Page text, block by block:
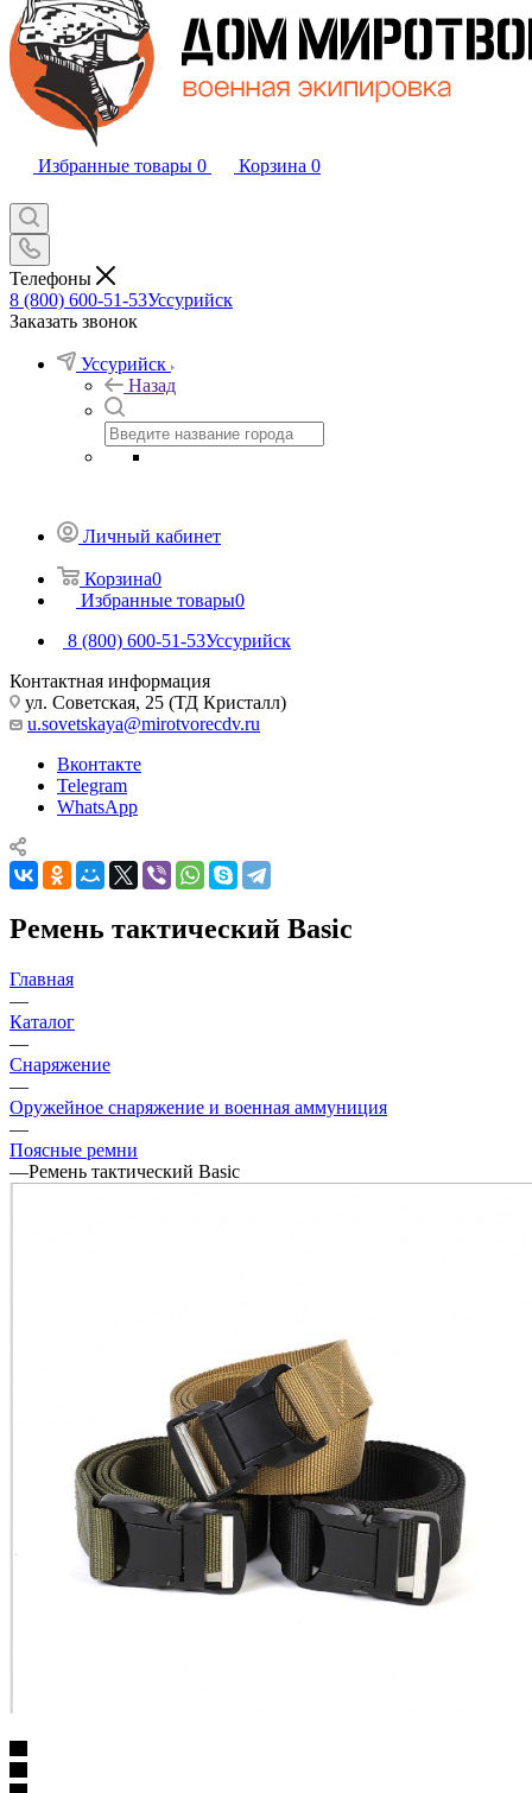
Избранные товары 0 Корзина 0
Телефоны
8 (800) 600-51-53Уссурийск
Заказать звонок
Уссурийск
Назад
Личный кабинет
Корзина0
Избранные товары0
8 (800) 600-51-53Уссурийск
Контактная информация
ул. Советская, 25 (ТД Кристалл)
u.sovetskaya@mirotvorecdv.ru
Вконтакте
Telegram
WhatsApp
Ремень тактический Basic
Главная
—
Каталог
—
Снаряжение
—
Оружейное снаряжение и военная аммуниция
—
Поясные ремни
—Ремень тактический Basic